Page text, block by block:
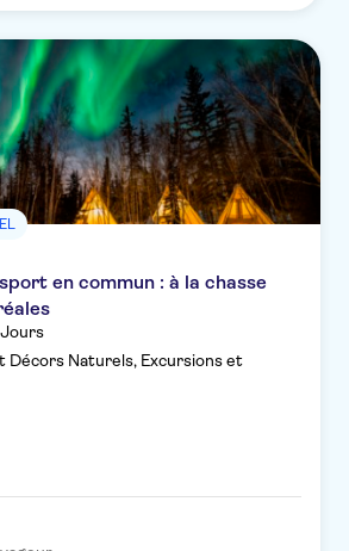
en commun : à la chasse
Décors Naturels, Excursions et